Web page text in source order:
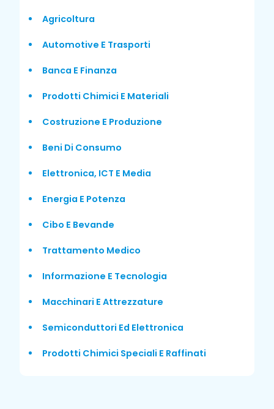
Agricoltura
Automotive E Trasporti
Banca E Finanza
Prodotti Chimici E Materiali
Costruzione E Produzione
Beni Di Consumo
Elettronica, ICT E Media
Energia E Potenza
Cibo E Bevande
Trattamento Medico
Informazione E Tecnologia
Macchinari E Attrezzature
Semiconduttori Ed Elettronica
Prodotti Chimici Speciali E Raffinati